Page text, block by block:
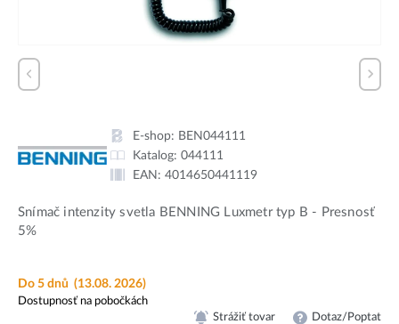
E-shop: BEN044111
Katalog: 044111
EAN: 4014650441119
Snímač intenzity svetla BENNING Luxmetr typ B - Presnosť
5%
Do 5 dnů (13.08. 2026)
Dostupnosť na pobočkách
Strážiť tovar Dotaz/Poptat